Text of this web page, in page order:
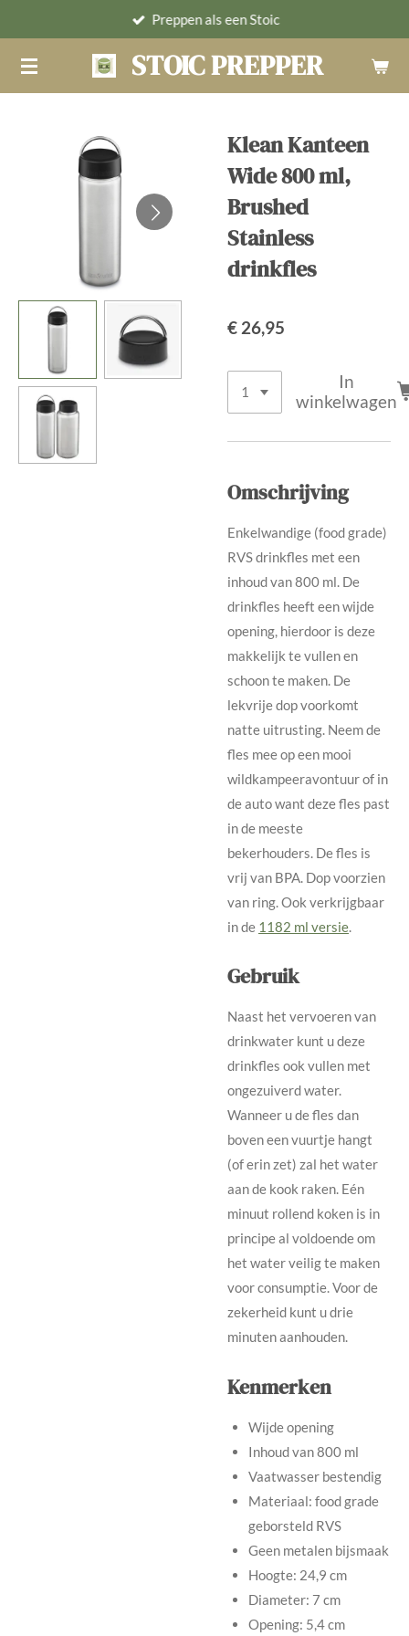
naar
de
STOIC PREPPER
Preppen als een Stoic
Klean Kanteen
Wide 800 ml,
Brushed
Stainless
drinkfles
€ 26,95
In
winkelwagen
Omschrijving
Enkelwandige (food grade)
RVS drinkfles met een
inhoud van 800 ml. De
drinkfles heeft een wijde
opening, hierdoor is deze
makkelijk te vullen en
schoon te maken. De
lekvrije dop voorkomt
natte uitrusting. Neem de
fles mee op een mooi
wildkampeeravontuur of in
de auto want deze fles past
in de meeste
bekerhouders. De fles is
vrij van BPA. Dop voorzien
van ring. Ook verkrijgbaar
in de 1182 ml versie.
Gebruik
Naast het vervoeren van
drinkwater kunt u deze
drinkfles ook vullen met
ongezuiverd water.
Wanneer u de fles dan
boven een vuurtje hangt
(of erin zet) zal het water
aan de kook raken. Eén
minuut rollend koken is in
principe al voldoende om
het water veilig te maken
voor consumptie. Voor de
zekerheid kunt u drie
minuten aanhouden.
Kenmerken
Wijde opening
Inhoud van 800 ml
Vaatwasser bestendig
Materiaal: food grade
geborsteld RVS
Geen metalen bijsmaak
Hoogte: 24,9 cm
Diameter: 7 cm
Opening: 5,4 cm